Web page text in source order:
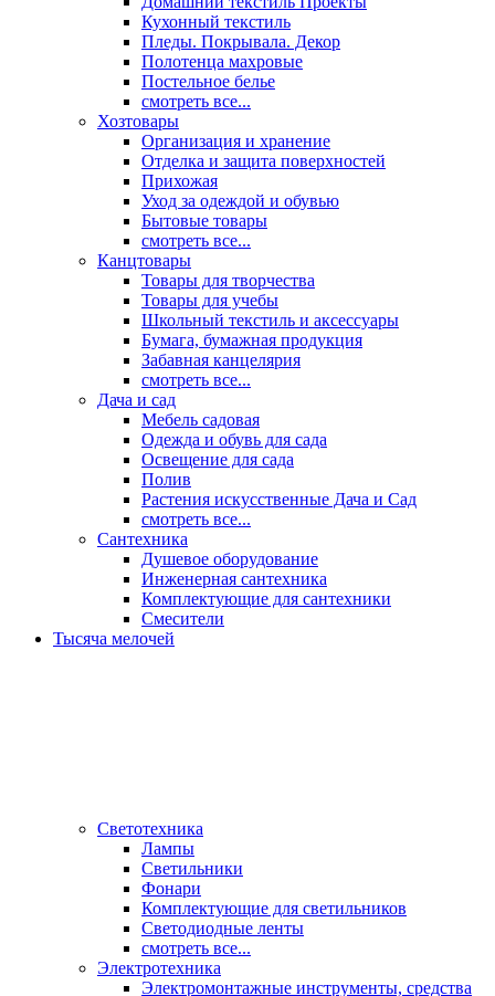
Кухонный текстиль
Пледы. Покрывала. Декор
Полотенца махровые
Постельное белье
смотреть все...
Хозтовары
Организация и хранение
Отделка и защита поверхностей
Прихожая
Уход за одеждой и обувью
Бытовые товары
смотреть все...
Канцтовары
Товары для творчества
Товары для учебы
Школьный текстиль и аксессуары
Бумага, бумажная продукция
Забавная канцелярия
смотреть все...
Дача и сад
Мебель садовая
Одежда и обувь для сада
Освещение для сада
Полив
Растения искусственные Дача и Сад
смотреть все...
Сантехника
Душевое оборудование
Инженерная сантехника
Комплектующие для сантехники
Смесители
Тысяча мелочей
Светотехника
Лампы
Светильники
Фонари
Комплектующие для светильников
Светодиодные ленты
смотреть все...
Электротехника
Электромонтажные инструменты, средства